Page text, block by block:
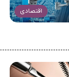
اقتصادی